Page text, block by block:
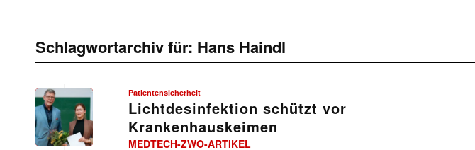
Schlagwortarchiv für: Hans Haindl
Patientensicherheit
Lichtdesinfektion schützt vor
Krankenhauskeimen
MEDTECH-ZWO-ARTIKEL